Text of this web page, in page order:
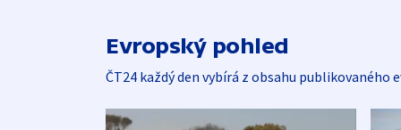
Evropský pohled
ČT24 každý den vybírá z obsahu